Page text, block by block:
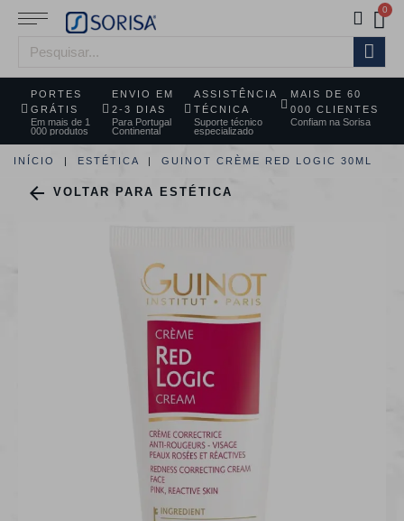
PORTES
GRÁTIS
Em mais de 1
000 produtos
ENVIO EM
2-3 DIAS
Para Portugal
Continental
ASSISTÊNCIA
TÉCNICA
Suporte técnico
especializado
MAIS DE 60
000 CLIENTES
Confiam na Sorisa
INÍCIO ESTÉTICA GUINOT CRÈME RED LOGIC 30ML
 VOLTAR PARA ESTÉTICA